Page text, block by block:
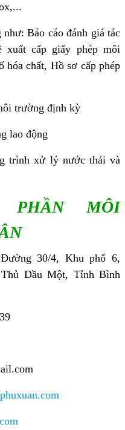
Báo cáo đánh giá tác
xuất cấp giấy phép môi
hóa chất, Hồ sơ cấp phép
trường định kỳ
lao động
trình xử lý nước thải và
PHẦN MÔI
Đường 30/4, Khu phố 6,
Dầu Một, Tỉnh Bình